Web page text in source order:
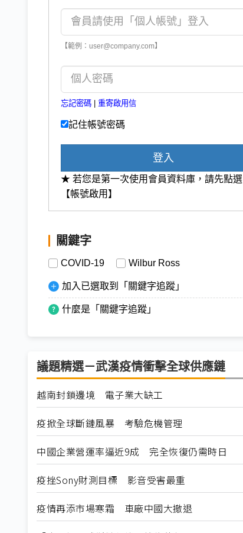
【範例：user@company.com】
忘記密碼 重寄啟用信
記住帳號密碼
登入
★ 若您是第一次使用會員資料庫，請先點選
【帳號啟用】
關鍵字
COVID-19 Wilbur Ross
加入已選取到「關鍵字追蹤」
什麼是「關鍵字追蹤」
議題精選－武漢疫情衝擊全球供應鏈
越南封鎖邊境 電子業大缺工
疫掀全球斷鏈風暴 考驗危機管理
中國企業營運率逼近9成 完全恢復仍需時日
疫挫Sony財測目標 影音受害最重
疫情再添市場寒霜 車廠中國大撤退